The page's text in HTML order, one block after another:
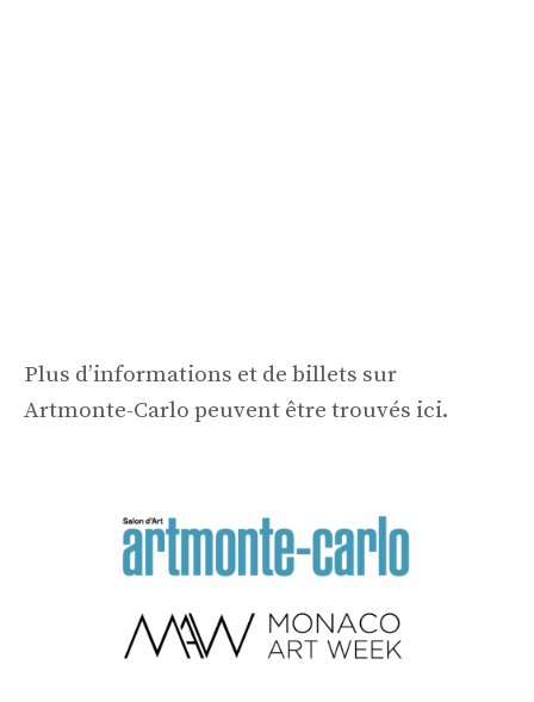
Plus d’informations et de billets sur
Artmonte-Carlo peuvent être trouvés ici.